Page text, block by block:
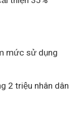
mức sử dụng
2 triệu nhân dân